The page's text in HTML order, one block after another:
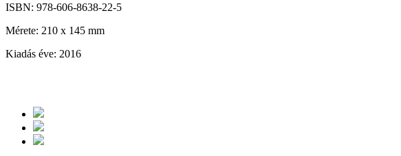
ISBN: 978-606-8638-22-5
Mérete: 210 x 145 mm
Kiadás éve: 2016